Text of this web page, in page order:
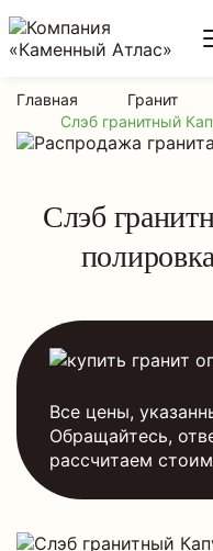
Главная Гранит
Слэб гранитный
Слэб
Все цены,
Обращайтесь,
рассчитаем